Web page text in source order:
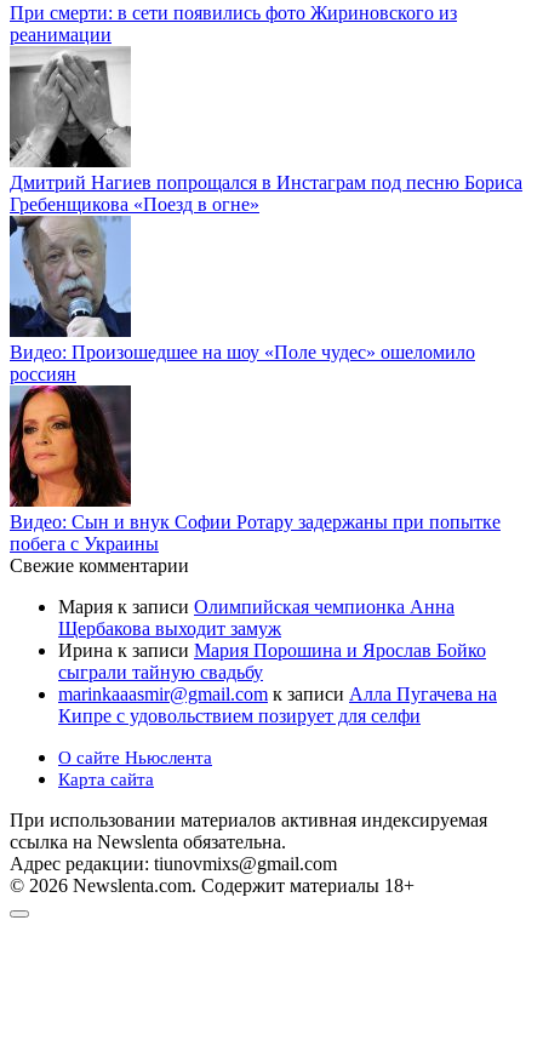
При смерти: в сети появились фото Жириновского из
реанимации
Дмитрий Нагиев попрощался в Инстаграм под песню Бориса
Гребенщикова «Поезд в огне»
Видео: Произошедшее на шоу «Поле чудес» ошеломило
россиян
Видео: Сын и внук Софии Ротару задержаны при попытке
побега с Украины
Свежие комментарии
Мария к записи Олимпийская чемпионка Анна
Щербакова выходит замуж
Ирина к записи Мария Порошина и Ярослав Бойко
сыграли тайную свадьбу
marinkaaasmir@gmail.com к записи Алла Пугачева на
Кипре с удовольствием позирует для селфи
О сайте Ньюслента
Карта сайта
При использовании материалов активная индексируемая
ссылка на Newslenta обязательна.
Адрес редакции: tiunovmixs@gmail.com
© 2026 Newslenta.com. Содержит материалы 18+